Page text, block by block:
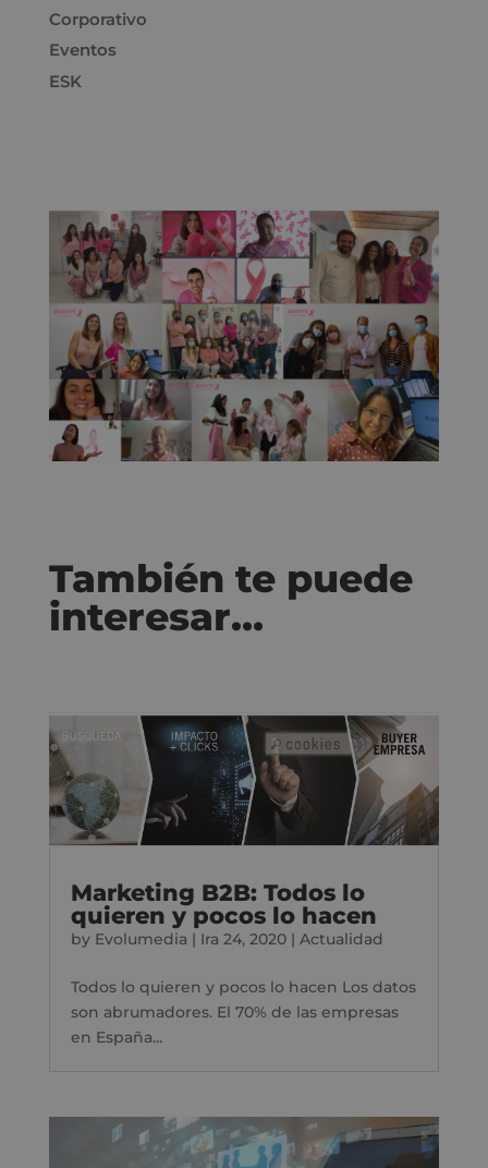
Corporativo
Eventos
ESK
También te puede
interesar…
Marketing B2B: Todos lo
quieren y pocos lo hacen
by Evolumedia | Ira 24, 2020| Actualidad
Todos lo quieren y pocos lo hacen Los datos
son abrumadores. El 70% de las empresas
en España...